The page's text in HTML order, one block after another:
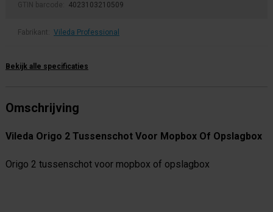
GTIN barcode: 4023103210509
Fabrikant: Vileda Professional
Bekijk alle specificaties
Omschrijving
Vileda Origo 2 Tussenschot Voor Mopbox Of Opslagbox
Origo 2 tussenschot voor mopbox of opslagbox